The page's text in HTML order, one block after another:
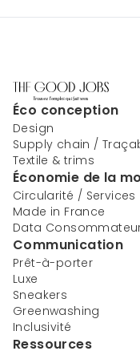
Éco conception
Design
Supply chain /
Textile & trims
Économie de la
Circularité / Services
Made in France
Data
Communication
Prêt-à-porter
Luxe
Sneakers
Greenwashing
Inclusivité
Ressources